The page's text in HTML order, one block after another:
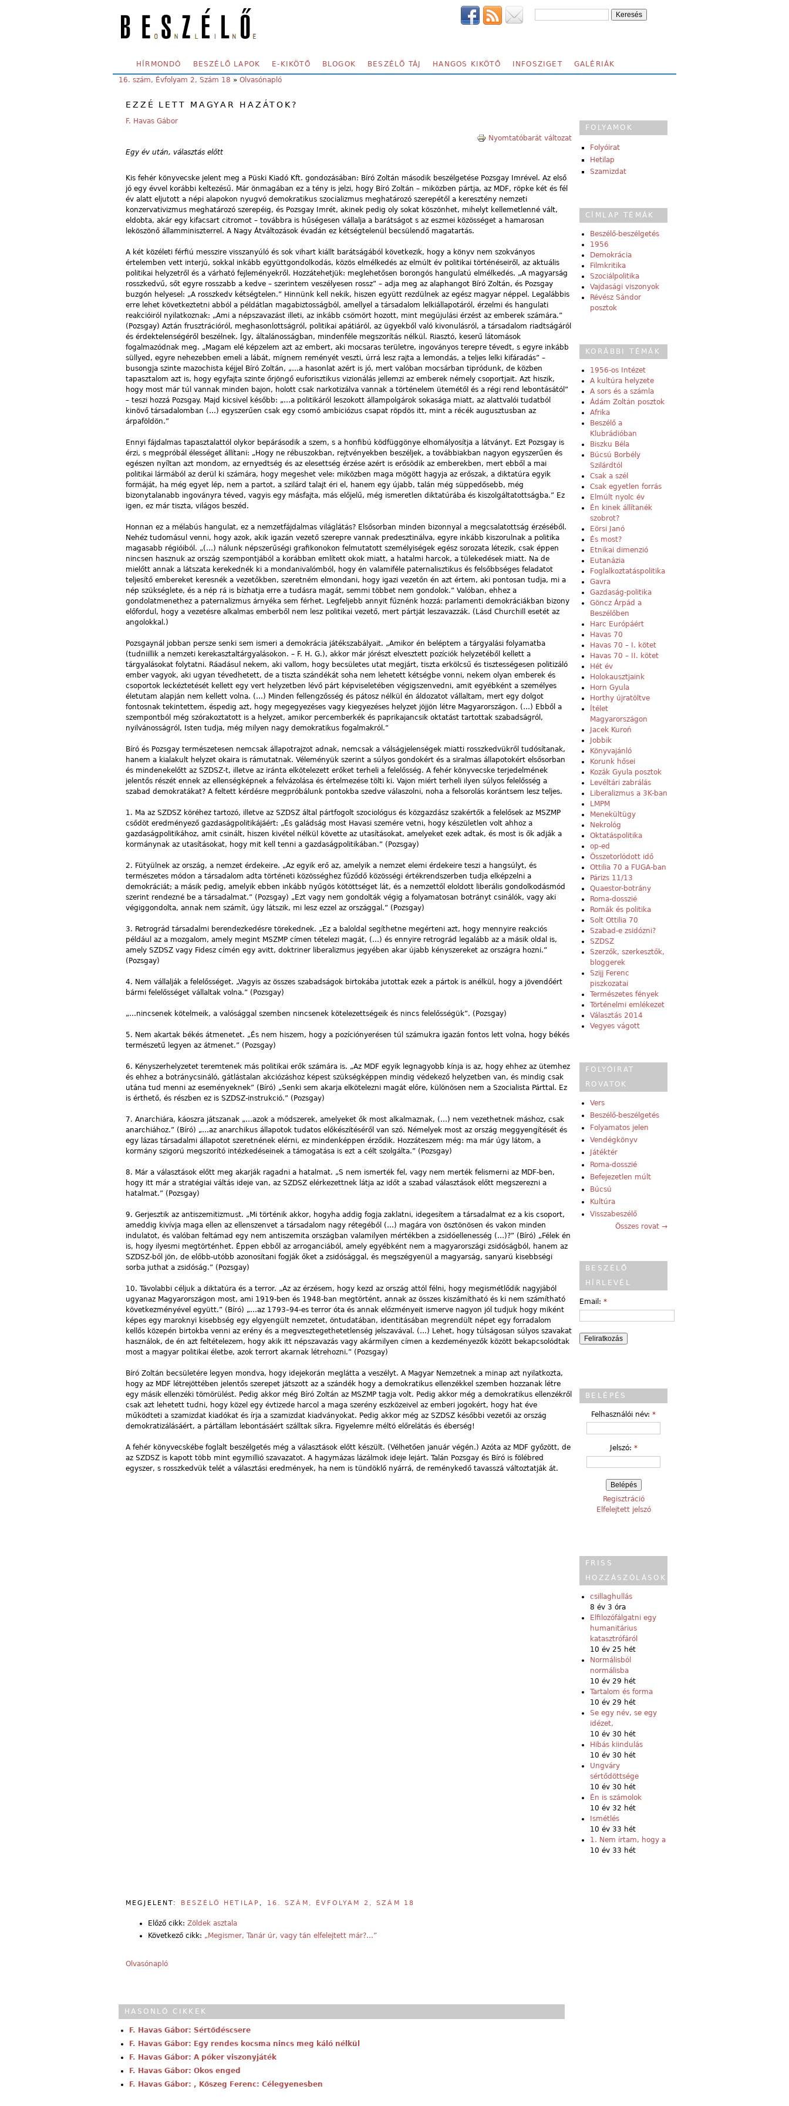
SECONDARY MENU
HÍRMONDÓ BESZÉLŐ LAPOK E-KIKÖTŐ BLOGOK BESZÉLŐ TÁJ HANGOS KIKÖTŐ INFOSZIGET GALÉRIÁK
YOU ARE HERE:
16. szám, Évfolyam 2, Szám 18 » Olvasónapló
EZZÉ LETT MAGYAR HAZÁTOK?
F. Havas Gábor
Nyomtatóbarát változat
Egy év után, választás előtt
Kis fehér könyvecske jelent meg a Püski Kiadó Kft. gondozásában: Bíró Zoltán második beszélgetése Pozsgay Imrével. Az első
jó egy évvel korábbi keltezésű. Már önmagában ez a tény is jelzi, hogy Bíró Zoltán – miközben pártja, az MDF, röpke két és fél
év alatt eljutott a népi alapokon nyugvó demokratikus szocializmus meghatározó szerepétől a keresztény nemzeti
konzervativizmus meghatározó szerepéig, és Pozsgay Imrét, akinek pedig oly sokat köszönhet, mihelyt kellemetlenné vált,
eldobta, akár egy kifacsart citromot – továbbra is hűségesen vállalja a barátságot s az eszmei közösséget a hamarosan
leköszönő államminiszterrel. A Nagy Átváltozások évadán ez kétségtelenül becsülendő magatartás.
A két közéleti férfiú messzire visszanyúló és sok vihart kiállt barátságából következik, hogy a könyv nem szokványos
értelemben vett interjú, sokkal inkább együttgondolkodás, közös elmélkedés az elmúlt év politikai történéseiről, az aktuális
politikai helyzetről és a várható fejleményekről. Hozzátehetjük: meglehetősen borongós hangulatú elmélkedés. „A magyarság
rosszkedvű, sőt egyre rosszabb a kedve – szerintem veszélyesen rossz” – adja meg az alaphangot Bíró Zoltán, és Pozsgay
buzgón helyesel: „A rosszkedv kétségtelen.” Hinnünk kell nekik, hiszen együtt rezdülnek az egész magyar néppel. Legalábbis
erre lehet következtetni abból a példátlan magabiztosságból, amellyel a társadalom lelkiállapotáról, érzelmi és hangulati
reakcióiról nyilatkoznak: „Ami a népszavazást illeti, az inkább csömört hozott, mint megújulási érzést az emberek számára.”
(Pozsgay) Aztán frusztrációról, meghasonlottságról, politikai apátiáról, az ügyekből való kivonulásról, a társadalom riadtságáról
és érdektelenségéről beszélnek. Így, általánosságban, mindenféle megszorítás nélkül. Riasztó, keserű látomások
fogalmazódnak meg. „Magam elé képzelem azt az embert, aki mocsaras területre, ingoványos terepre tévedt, s egyre inkább
süllyed, egyre nehezebben emeli a lábát, mígnem reményét veszti, úrrá lesz rajta a lemondás, a teljes lelki kifáradás” –
busongja szinte mazochista kéjjel Bíró Zoltán, „…a hasonlat azért is jó, mert valóban mocsárban tipródunk, de közben
tapasztalom azt is, hogy egyfajta szinte őrjöngő euforisztikus vizionálás jellemzi az emberek némely csoportjait. Azt hiszik,
hogy most már túl vannak minden bajon, holott csak narkotizálva vannak a történelem ütemétől és a régi rend lebontásától”
– teszi hozzá Pozsgay. Majd kicsivel később: „…a politikáról leszokott állampolgárok sokasága miatt, az alattvalói tudatból
kinövő társadalomban (…) egyszerűen csak egy csomó ambiciózus csapat röpdös itt, mint a récék augusztusban az
árpaföldön.”
Ennyi fájdalmas tapasztalattól olykor bepárásodik a szem, s a honfibú ködfüggönye elhomályosítja a látványt. Ezt Pozsgay is
érzi, s megpróbál élességet állítani: „Hogy ne rébuszokban, rejtvényekben beszéljek, a továbbiakban nagyon egyszerűen és
egészen nyíltan azt mondom, az ernyedtség és az elesettség érzése azért is erősödik az emberekben, mert ebből a mai
politikai lármából az derül ki számára, hogy megeshet vele: miközben maga mögött hagyja az erőszak, a diktatúra egyik
formáját, ha még egyet lép, nem a partot, a szilárd talajt éri el, hanem egy újabb, talán még süppedősebb, még
bizonytalanabb ingoványra téved, vagyis egy másfajta, más előjelű, még ismeretlen diktatúrába és kiszolgáltatottságba.” Ez
igen, ez már tiszta, világos beszéd.
Honnan ez a mélabús hangulat, ez a nemzetfájdalmas világlátás? Elsősorban minden bizonnyal a megcsalatottság érzéséből.
Nehéz tudomásul venni, hogy azok, akik igazán vezető szerepre vannak predesztinálva, egyre inkább kiszorulnak a politika
magasabb régióiból. „(…) nálunk népszerűségi grafikonokon felmutatott személyiségek egész sorozata létezik, csak éppen
nincsen hasznuk az ország szempontjából a korábban említett okok miatt, a hatalmi harcok, a tülekedések miatt. Na de
mielőtt annak a látszata kerekednék ki a mondanivalómból, hogy én valamiféle paternalisztikus és felsőbbséges feladatot
teljesítő embereket keresnék a vezetőkben, szeretném elmondani, hogy igazi vezetőn én azt értem, aki pontosan tudja, mi a
nép szükséglete, és a nép rá is bízhatja erre a tudásra magát, semmi többet nem gondolok.” Valóban, ehhez a
gondolatmenethez a paternalizmus árnyéka sem férhet. Legfeljebb annyit fűznénk hozzá: parlamenti demokráciákban bizony
előfordul, hogy a vezetésre alkalmas emberből nem lesz politikai vezető, mert pártját leszavazzák. (Lásd Churchill esetét az
angolokkal.)
Pozsgaynál jobban persze senki sem ismeri a demokrácia játékszabályait. „Amikor én beléptem a tárgyalási folyamatba
(tudniillik a nemzeti kerekasztaltárgyalásokon. – F. H. G.), akkor már jórészt elvesztett pozíciók helyzetéből kellett a
tárgyalásokat folytatni. Ráadásul nekem, aki vallom, hogy becsületes utat megjárt, tiszta erkölcsű és tisztességesen politizáló
ember vagyok, aki ugyan tévedhetett, de a tiszta szándékát soha nem lehetett kétségbe vonni, nekem olyan emberek és
csoportok leckéztetését kellett egy vert helyzetben lévő párt képviseletében végigszenvedni, amit egyébként a személyes
életutam alapján nem kellett volna. (…) Minden fellengzősség és pátosz nélkül én áldozatot vállaltam, mert egy dolgot
fontosnak tekintettem, éspedig azt, hogy megegyezéses vagy kiegyezéses helyzet jöjjön létre Magyarországon. (…) Ebből a
szempontból még szórakoztatott is a helyzet, amikor percemberkék és paprikajancsik oktatást tartottak szabadságról,
nyilvánosságról, Isten tudja, még milyen nagy demokratikus fogalmakról.”
Bíró és Pozsgay természetesen nemcsak állapotrajzot adnak, nemcsak a válságjelenségek miatti rosszkedvükről tudósítanak,
hanem a kialakult helyzet okaira is rámutatnak. Véleményük szerint a súlyos gondokért és a siralmas állapotokért elsősorban
és mindenekelőtt az SZDSZ-t, illetve az iránta elkötelezett erőket terheli a felelősség. A fehér könyvecske terjedelmének
jelentős részét ennek az ellenségképnek a felvázolása és értelmezése tölti ki. Vajon miért terheli ilyen súlyos felelősség a
szabad demokratákat? A feltett kérdésre megpróbálunk pontokba szedve válaszolni, noha a felsorolás korántsem lesz teljes.
1. Ma az SZDSZ köréhez tartozó, illetve az SZDSZ által pártfogolt szociológus és közgazdász szakértők a felelősek az MSZMP
csődöt eredményező gazdaságpolitikájáért: „És galádság most Havasi szemére vetni, hogy készületlen volt ahhoz a
gazdaságpolitikához, amit csinált, hiszen kivétel nélkül követte az utasításokat, amelyeket ezek adtak, és most is ők adják a
kormánynak az utasításokat, hogy mit kell tenni a gazdaságpolitikában.” (Pozsgay)
2. Fütyülnek az ország, a nemzet érdekeire. „Az egyik erő az, amelyik a nemzet elemi érdekeire teszi a hangsúlyt, és
természetes módon a társadalom adta történeti közösséghez fűződő közösségi értékrendszerben tudja elképzelni a
demokráciát; a másik pedig, amelyik ebben inkább nyűgös kötöttséget lát, és a nemzettől eloldott liberális gondolkodásmód
szerint rendezné be a társadalmat.” (Pozsgay) „Ezt vagy nem gondolták végig a folyamatosan botrányt csinálók, vagy aki
végiggondolta, annak nem számít, úgy látszik, mi lesz ezzel az országgal.” (Pozsgay)
3. Retrográd társadalmi berendezkedésre törekednek. „Ez a baloldal segíthetne megérteni azt, hogy mennyire reakciós
például az a mozgalom, amely megint MSZMP címen tételezi magát, (…) és ennyire retrográd legalább az a másik oldal is,
amely SZDSZ vagy Fidesz címén egy avitt, doktriner liberalizmus jegyében akar újabb kényszereket az országra hozni.”
(Pozsgay)
4. Nem vállalják a felelősséget. „Vagyis az összes szabadságok birtokába jutottak ezek a pártok is anélkül, hogy a jövendőért
bármi felelősséget vállaltak volna.” (Pozsgay)
„…nincsenek kötelmeik, a valósággal szemben nincsenek kötelezettségeik és nincs felelősségük”. (Pozsgay)
5. Nem akartak békés átmenetet. „És nem hiszem, hogy a pozíciónyerésen túl számukra igazán fontos lett volna, hogy békés
természetű legyen az átmenet.” (Pozsgay)
6. Kényszerhelyzetet teremtenek más politikai erők számára is. „Az MDF egyik legnagyobb kínja is az, hogy ehhez az ütemhez
és ehhez a botránycsináló, gátlástalan akciózáshoz képest szükségképpen mindig védekező helyzetben van, és mindig csak
utána tud menni az eseményeknek” (Bíró) „Senki sem akarja elkötelezni magát előre, különösen nem a Szocialista Párttal. Ez
is érthető, és részben ez is SZDSZ-instrukció.” (Pozsgay)
7. Anarchiára, káoszra játszanak „…azok a módszerek, amelyeket ők most alkalmaznak, (…) nem vezethetnek máshoz, csak
anarchiához.” (Bíró) „…az anarchikus állapotok tudatos előkészítéséről van szó. Némelyek most az ország meggyengítését és
egy lázas társadalmi állapotot szeretnének elérni, ez mindenképpen érződik. Hozzáteszem még: ma már úgy látom, a
kormány szigorú megszorító intézkedéseinek a támogatása is ezt a célt szolgálta.” (Pozsgay)
8. Már a választások előtt meg akarják ragadni a hatalmat. „S nem ismerték fel, vagy nem merték felismerni az MDF-ben,
hogy itt már a stratégiai váltás ideje van, az SZDSZ elérkezettnek látja az időt a szabad választások előtt megszerezni a
hatalmat.” (Pozsgay)
9. Gerjesztik az antiszemitizmust. „Mi történik akkor, hogyha addig fogja zaklatni, idegesítem a társadalmat ez a kis csoport,
ameddig kivívja maga ellen az ellenszenvet a társadalom nagy rétegéből (…) magára von ösztönösen és vakon minden
indulatot, és valóban feltámad egy nem antiszemita országban valamilyen mértékben a zsidóellenesség (…)?” (Bíró) „Félek én
is, hogy ilyesmi megtörténhet. Éppen ebből az arroganciából, amely egyébként nem a magyarországi zsidóságból, hanem az
SZDSZ-ből jön, de előbb-utóbb azonosítani fogják őket a zsidósággal, és megszégyenül a magyarság, sanyarú kisebbségi
sorba juthat a zsidóság.” (Pozsgay)
10. Távolabbi céljuk a diktatúra és a terror. „Az az érzésem, hogy kezd az ország attól félni, hogy megismétlődik nagyjából
ugyanaz Magyarországon most, ami 1919-ben és 1948-ban megtörtént, annak az összes kiszámítható és ki nem számítható
következményével együtt.” (Bíró) „…az 1793–94-es terror óta és annak előzményeit ismerve nagyon jól tudjuk hogy miként
képes egy maroknyi kisebbség egy elgyengült nemzetet, öntudatában, identitásában megrendült népet egy forradalom
kellős közepén birtokba venni az erény és a megvesztegethetetlenség jelszavával. (…) Lehet, hogy túlságosan súlyos szavakat
használok, de én azt feltételezem, hogy akik itt népszavazás vagy akármilyen címen a kezdeményezők között bekapcsolódtak
most a magyar politikai életbe, azok terrort akarnak létrehozni.” (Pozsgay)
Bíró Zoltán becsületére legyen mondva, hogy idejekorán meglátta a veszélyt. A Magyar Nemzetnek a minap azt nyilatkozta,
hogy az MDF létrejöttében jelentős szerepet játszott az a szándék hogy a demokratikus ellenzékkel szemben hozzanak létre
egy másik ellenzéki tömörülést. Pedig akkor még Bíró Zoltán az MSZMP tagja volt. Pedig akkor még a demokratikus ellenzékről
csak azt lehetett tudni, hogy közel egy évtizede harcol a maga szerény eszközeivel az emberi jogokért, hogy hat éve
működteti a szamizdat kiadókat és írja a szamizdat kiadványokat. Pedig akkor még az SZDSZ későbbi vezetői az ország
demokratizálásáért, a pártállam lebontásáért szálltak síkra. Figyelemre méltó előrelátás és éberség!
A fehér könyvecskébe foglalt beszélgetés még a választások előtt készült. (Vélhetően január végén.) Azóta az MDF győzött, de
az SZDSZ is kapott több mint egymillió szavazatot. A hagymázas lázálmok ideje lejárt. Talán Pozsgay és Bíró is fölébred
egyszer, s rosszkedvük telét a választási eredmények, ha nem is tündöklő nyárrá, de reménykedő tavasszá változtatják át.
MEGJELENT: BESZÉLŐ HETILAP 16. SZÁM, ÉVFOLYAM 2, SZÁM 18
Előző cikk: Zöldek asztala
Következő cikk: „Megismer, Tanár úr, vagy tán elfelejtett már?…”
Olvasónapló
HASONLÓ CIKKEK
F. Havas Gábor: Sértődéscsere
F. Havas Gábor: Egy rendes kocsma nincs meg káló nélkül
F. Havas Gábor: A póker viszonyjáték
F. Havas Gábor: Okos enged
F. Havas Gábor: , Kőszeg Ferenc: Célegyenesben
FOLYAMOK
Folyóirat
Hetilap
Szamizdat
CÍMLAP TÉMÁK
Beszélő-beszélgetés
1956
Demokrácia
Filmkritika
Szociálpolitika
Vajdasági viszonyok
Révész Sándor
posztok
KORÁBBI TÉMÁK
1956-os Intézet
A kultúra helyzete
A sors és a számla
Ádám Zoltán posztok
Afrika
Beszélő a
Klubrádióban
Biszku Béla
Búcsú Borbély
Szilárdtól
Csak a szél
Csak egyetlen forrás
Elmúlt nyolc év
Én kinek állítanék
szobrot?
Eörsi Janó
És most?
Etnikai dimenzió
Eutanázia
Foglalkoztatáspolitika
Gavra
Gazdaság-politika
Göncz Árpád a
Beszélőben
Harc Európáért
Havas 70
Havas 70 – I. kötet
Havas 70 – II. kötet
Hét év
Holokausztjaink
Horn Gyula
Horthy újratöltve
Ítélet
Magyarországon
Jacek Kuroń
Jobbik
Könyvajánló
Korunk hősei
Kozák Gyula posztok
Levéltári zabrálás
Liberalizmus a 3K-ban
LMPM
Menekültügy
Nekrológ
Oktatáspolitika
op-ed
Összetorlódott idő
Ottilia 70 a FUGA-ban
Párizs 11/13
Quaestor-botrány
Roma-dosszié
Romák és politika
Solt Ottilia 70
Szabad-e zsidózni?
SZDSZ
Szerzők, szerkesztők,
bloggerek
Szijj Ferenc
piszkozatai
Természetes fények
Történelmi emlékezet
Választás 2014
Vegyes vágott
FOLYÓIRAT
ROVATOK
Vers
Beszélő-beszélgetés
Folyamatos jelen
Vendégkönyv
Játéktér
Roma-dosszié
Befejezetlen múlt
Búcsú
Kultúra
Visszabeszélő
Összes rovat →
BESZÉLŐ
HÍRLEVÉL
Email: *
BELÉPÉS
Felhasználói név: *
Jelszó: *
Regisztráció
Elfelejtett jelszó
FRISS
HOZZÁSZÓLÁSOK
csillaghullás
8 év 3 óra
Elfilozófálgatni egy
humanitárius
katasztrófáról
10 év 25 hét
Normálisból
normálisba
10 év 29 hét
Tartalom és forma
10 év 29 hét
Se egy név, se egy
idézet,
10 év 30 hét
Hibás kiindulás
10 év 30 hét
Ungváry
sértődöttsége
10 év 30 hét
Én is számolok
10 év 32 hét
Ismétlés
10 év 33 hét
1. Nem írtam, hogy a
10 év 33 hét